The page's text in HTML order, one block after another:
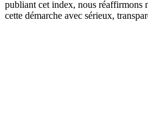
publiant cet index, nous réaffirmons
cette démarche avec sérieux,